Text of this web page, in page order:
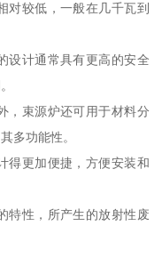
较低，一般在几千瓦到
设计通常具有更高的安全
，束源炉还可用于材料分
多功能性。
得更加便捷，方便安装和
特性，所产生的放射性废